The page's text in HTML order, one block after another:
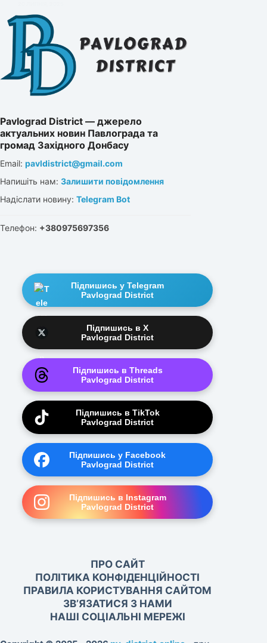
Pavlograd District — джерело
актуальних новин Павлограда та
громад Західного Донбасу
Email: pavldistrict@gmail.com
Напишіть нам: Залишити повідомлення
Надіслати новину: Telegram Bot
Телефон: +380975697356
Підпишись у Telegram
Pavlograd District
Підпишись в X
Pavlograd District
Підпишись в Threads
Pavlograd District
Підпишись в TikTok
Pavlograd District
Підпишись у Facebook
Pavlograd District
Підпишись в Instagram
Pavlograd District
ПРО САЙТ
ПОЛІТИКА КОНФІДЕНЦІЙНОСТІ
ПРАВИЛА КОРИСТУВАННЯ САЙТОМ
ЗВ’ЯЗАТИСЯ З НАМИ
НАШІ СОЦІАЛЬНІ МЕРЕЖІ